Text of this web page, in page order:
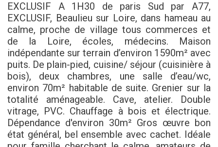
EXCLUSIF A 1H30 de paris Sud par A77,
EXCLUSIF, Beaulieu sur Loire, dans hameau au
calme, proche de village tous commerces et
de la Loire, écoles, médecins. Maison
indépendante sur terrain d’environ 1590m² avec
puits. De plain-pied, cuisine/ séjour (cuisinière à
bois), deux chambres, une salle d’eau/wc,
environ 70m² habitable de suite. Grenier sur la
totalité aménageable. Cave, atelier. Double
vitrage, PVC. Chauffage à bois et électrique.
Dépendance d'environ 30m² Gros œuvre bon
état général, bel ensemble avec cachet. Idéale